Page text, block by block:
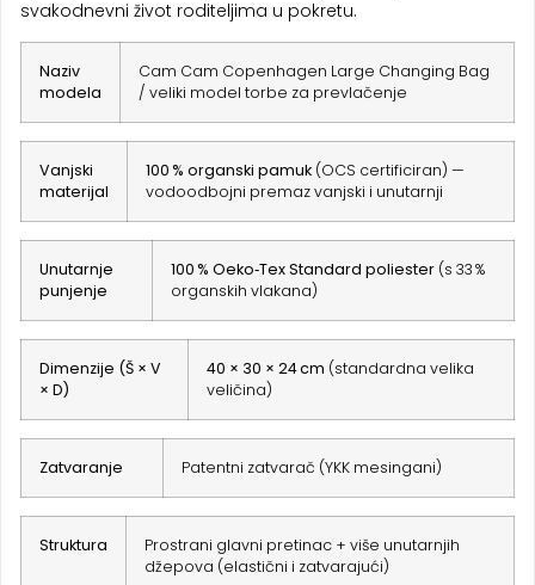
svakodnevni život roditeljima u pokretu.
Naziv
modela
Cam Cam Copenhagen Large Changing Bag
/ veliki model torbe za prevlačenje
Vanjski
materijal
100 % organski pamuk (OCS certificiran) —
vodoodbojni premaz vanjski i unutarnji
Unutarnje
punjenje
100 % Oeko‑Tex Standard poliester (s 33 %
organskih vlakana)
Dimenzije (Š × V
× D)
40 × 30 × 24 cm (standardna velika
veličina)
Zatvaranje Patentni zatvarač (YKK mesingani)
Struktura
Prostrani glavni pretinac + više unutarnjih
džepova (elastični i zatvarajući)